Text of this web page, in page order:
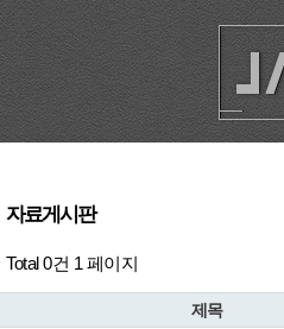
자료게시판
Total 0건 1 페이지
제목